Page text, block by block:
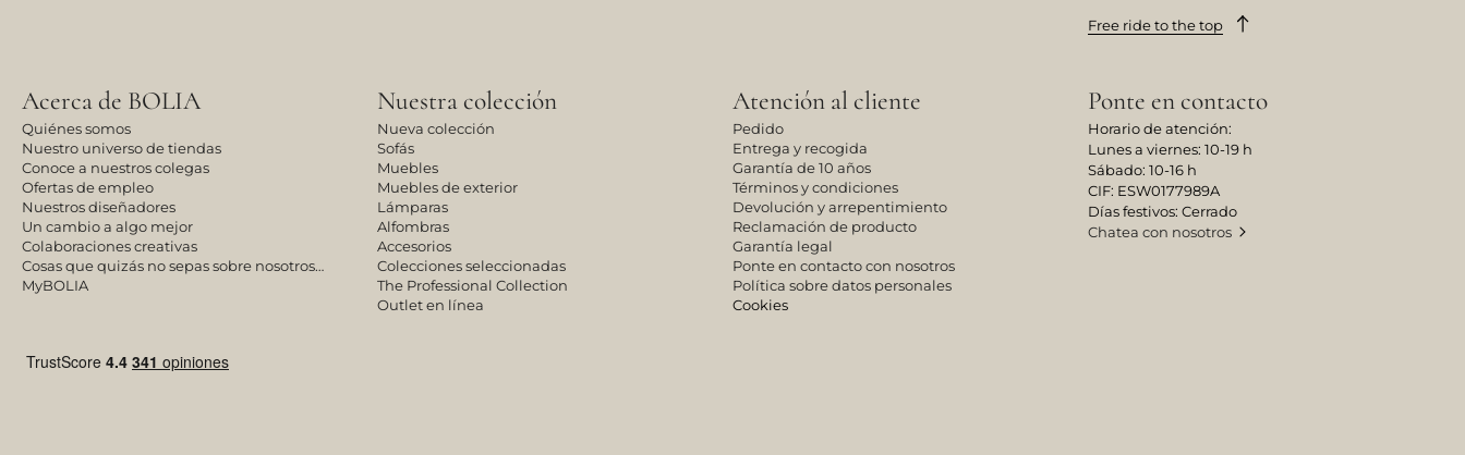
Free ride to the top
Acerca de BOLIA
Quiénes somos
Nuestro universo de tiendas
Conoce a nuestros colegas
Ofertas de empleo
Nuestros diseñadores
Un cambio a algo mejor
Colaboraciones creativas
Cosas que quizás no sepas sobre nosotros…
MyBOLIA
Nuestra colección
Nueva colección
Sofás
Muebles
Muebles de exterior
Lámparas
Alfombras
Accesorios
Colecciones seleccionadas
The Professional Collection
Outlet en línea
Atención al cliente
Pedido
Entrega y recogida
Garantía de 10 años
Términos y condiciones
Devolución y arrepentimiento
Reclamación de producto
Garantía legal
Ponte en contacto con nosotros
Política sobre datos personales
Cookies
Ponte en contacto
Horario de atención:
Lunes a viernes: 10-19 h
Sábado: 10-16 h
CIF: ESW0177989A
Días festivos: Cerrado
Chatea con nosotros